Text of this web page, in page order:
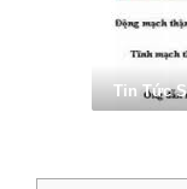
Tin Tức